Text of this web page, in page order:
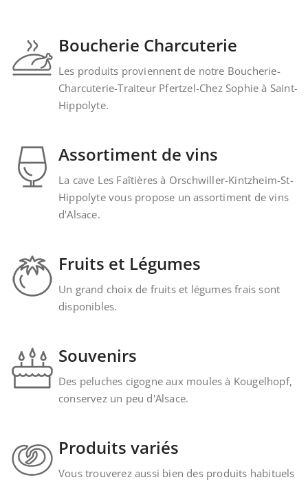
Boucherie Charcuterie
Les produits proviennent de notre Boucherie-
Charcuterie-Traiteur Pfertzel-Chez Sophie à Saint-
Hippolyte.
Assortiment de vins
La cave Les Faîtières à Orschwiller-Kintzheim-St-
Hippolyte vous propose un assortiment de vins
d'Alsace.
Fruits et Légumes
Un grand choix de fruits et légumes frais sont
disponibles.
Souvenirs
Des peluches cigogne aux moules à Kougelhopf,
conservez un peu d'Alsace.
Produits variés
Vous trouverez aussi bien des produits habituels